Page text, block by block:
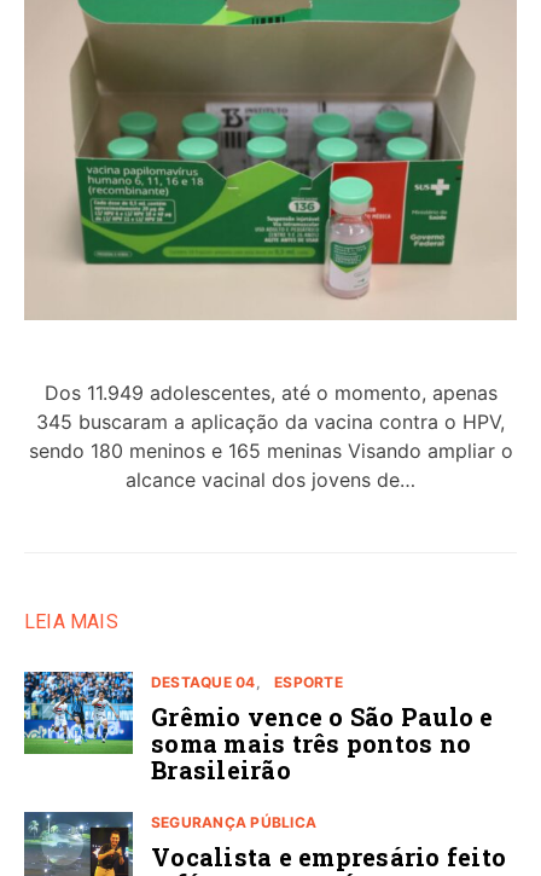
Dos 11.949 adolescentes, até o momento, apenas
345 buscaram a aplicação da vacina contra o HPV,
sendo 180 meninos e 165 meninas Visando ampliar o
alcance vacinal dos jovens de…
LEIA MAIS
DESTAQUE 04 ESPORTE
Grêmio vence o São Paulo e
soma mais três pontos no
Brasileirão
SEGURANÇA PÚBLICA
Vocalista e empresário feito